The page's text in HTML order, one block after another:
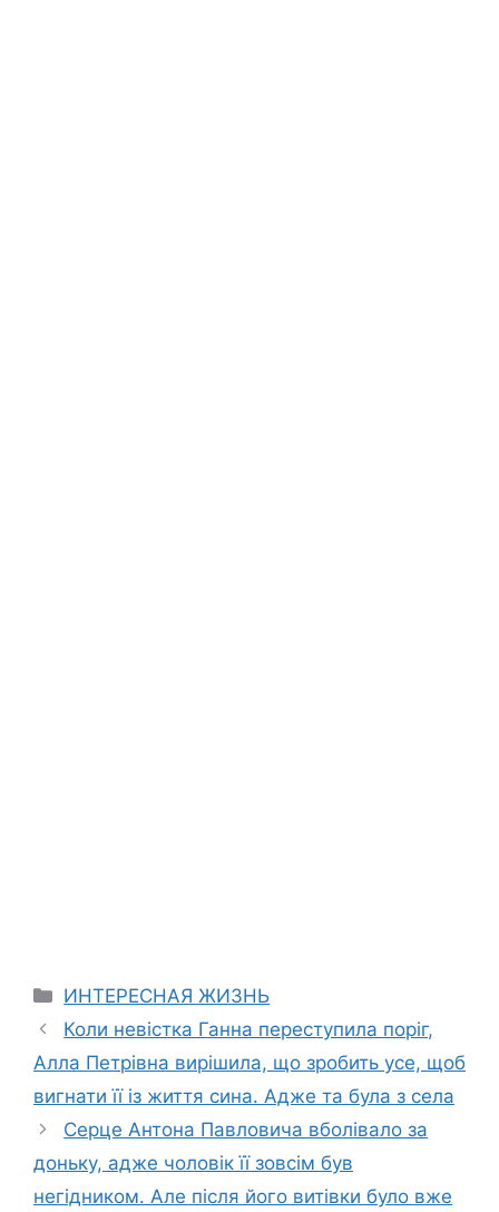
Categories
ИНТЕРЕСНАЯ ЖИЗНЬ
Коли невістка Ганна переступила поріг,
Алла Петрівна вирішила, що зробить усе, щоб
вигнати її із життя сина. Адже та була з села
Серце Антона Павловича вболівало за
доньку, адже чоловік її зовсім був
негідником. Але після його витівки було вже